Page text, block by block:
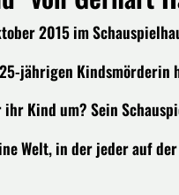
2015 im
jährigen Kindsmörderin
Kind um? Sein
Welt, in der jeder auf